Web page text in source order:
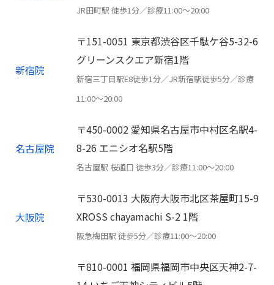
JR田町駅 徒歩1分／診療11:00〜20:00
新宿院
〒151-0051 東京都渋谷区千駄ケ谷5-32-6
グリーンスクエア新宿1階
新宿三丁目駅E8徒歩1分／JR新宿駅徒歩5分／診療
11:00〜20:00
名古屋院
〒450-0002 愛知県名古屋市中村区名駅4-
8-26 エニシオ名駅5階
名古屋駅 桜通口 徒歩3分／診療11:00〜20:00
大阪院
〒530-0013 大阪府大阪市北区茶屋町15-9
XROSS chayamachi S-2 1階
阪急梅田駅 徒歩5分／診療11:00〜20:00
〒810-0001 福岡県福岡市中央区天神2-7-